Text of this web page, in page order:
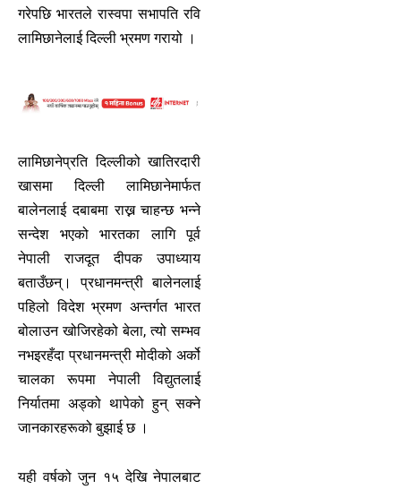
गरेपछि भारतले रास्वपा सभापति रवि
लामिछानेलाई दिल्ली भ्रमण गरायो ।
लामिछानेप्रति दिल्लीको खातिरदारी
खासमा दिल्ली लामिछानेमार्फत
बालेनलाई दबाबमा राख्न चाहन्छ भन्ने
सन्देश भएको भारतका लागि पूर्व
नेपाली राजदूत दीपक उपाध्याय
बताउँछन्। प्रधानमन्त्री बालेनलाई
पहिलो विदेश भ्रमण अन्तर्गत भारत
बोलाउन खोजिरहेको बेला, त्यो सम्भव
नभइरहँदा प्रधानमन्त्री मोदीको अर्को
चालका रूपमा नेपाली विद्युतलाई
निर्यातमा अड्को थापेको हुन् सक्ने
जानकारहरूको बुझाई छ ।
यही वर्षको जुन १५ देखि नेपालबाट